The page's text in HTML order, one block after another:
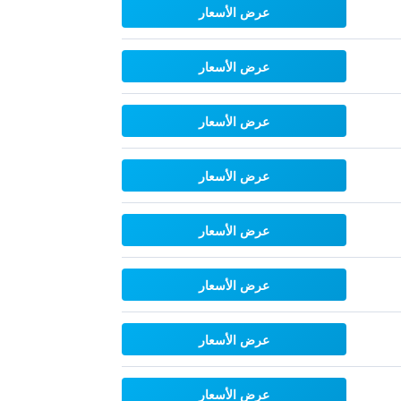
عرض الأسعار
عرض الأسعار
عرض الأسعار
عرض الأسعار
عرض الأسعار
عرض الأسعار
عرض الأسعار
عرض الأسعار